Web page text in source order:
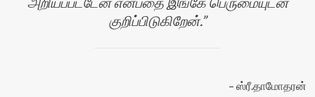
குறிப்பிடுகிறேன்.
ஸ்ரீ.தாமோதரன்